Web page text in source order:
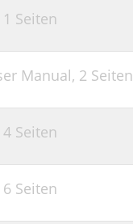
1 Seiten
Manual, 2 Seiten
4 Seiten
6 Seiten